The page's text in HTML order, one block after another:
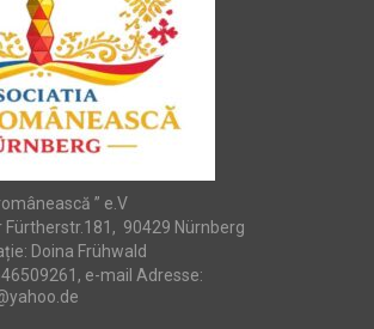
” e.V
Fürtherstr.181, 90429 Nürnberg
Doina Frühwald
e-mail Adresse: